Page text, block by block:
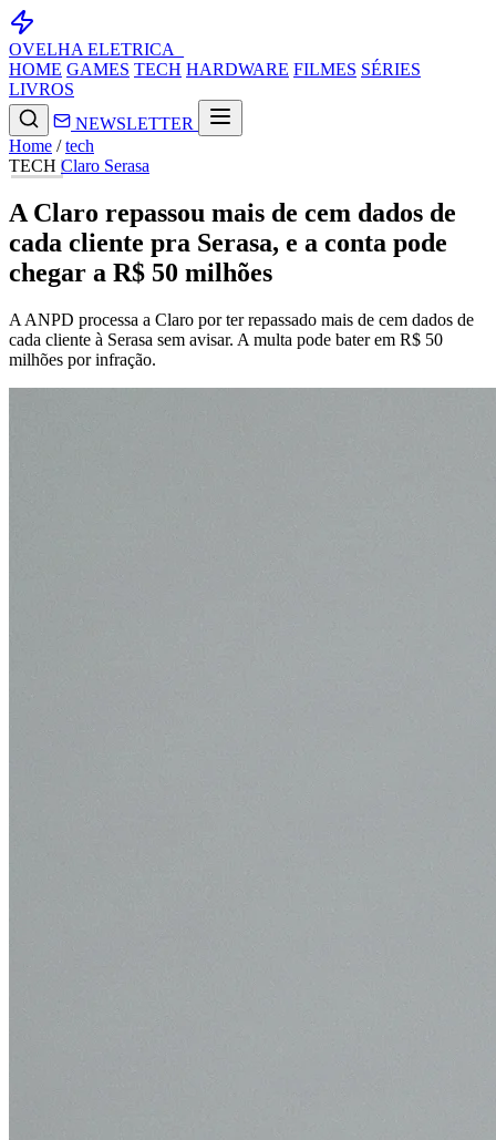
OVELHA ELETRICA_
HOME GAMES TECH HARDWARE FILMES SÉRIES
LIVROS
NEWSLETTER
Home / tech
TECH Claro Serasa
A Claro repassou mais de cem dados de
cada cliente pra Serasa, e a conta pode
chegar a R$ 50 milhões
A ANPD processa a Claro por ter repassado mais de cem dados de
cada cliente à Serasa sem avisar. A multa pode bater em R$ 50
milhões por infração.